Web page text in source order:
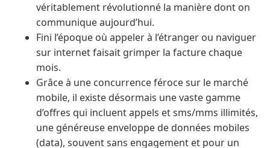
véritablement révolutionné la manière dont on
communique aujourd’hui.
Fini l’époque où appeler à l’étranger ou naviguer
sur internet faisait grimper la facture chaque
mois.
Grâce à une concurrence féroce sur le marché
mobile, il existe désormais une vaste gamme
d’offres qui incluent appels et sms/mms illimités,
une généreuse enveloppe de données mobiles
(data), souvent sans engagement et pour un